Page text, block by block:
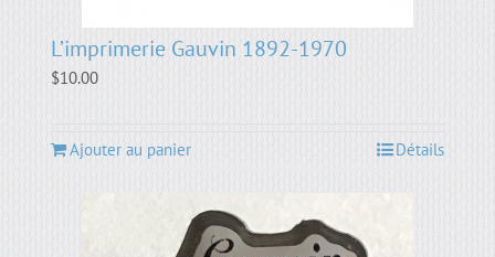
L’imprimerie Gauvin 1892-1970
$10.00
Ajouter au panier Détails